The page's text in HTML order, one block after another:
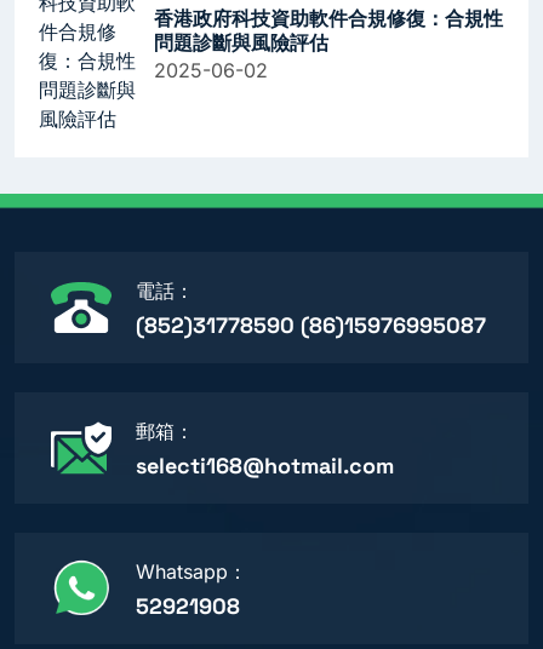
香港政府科技資助軟件合規修復：合規性
問題診斷與風險評估
2025-06-02
電話：
(852)31778590 (86)15976995087
郵箱：
selecti168@hotmail.com
Whatsapp：
52921908